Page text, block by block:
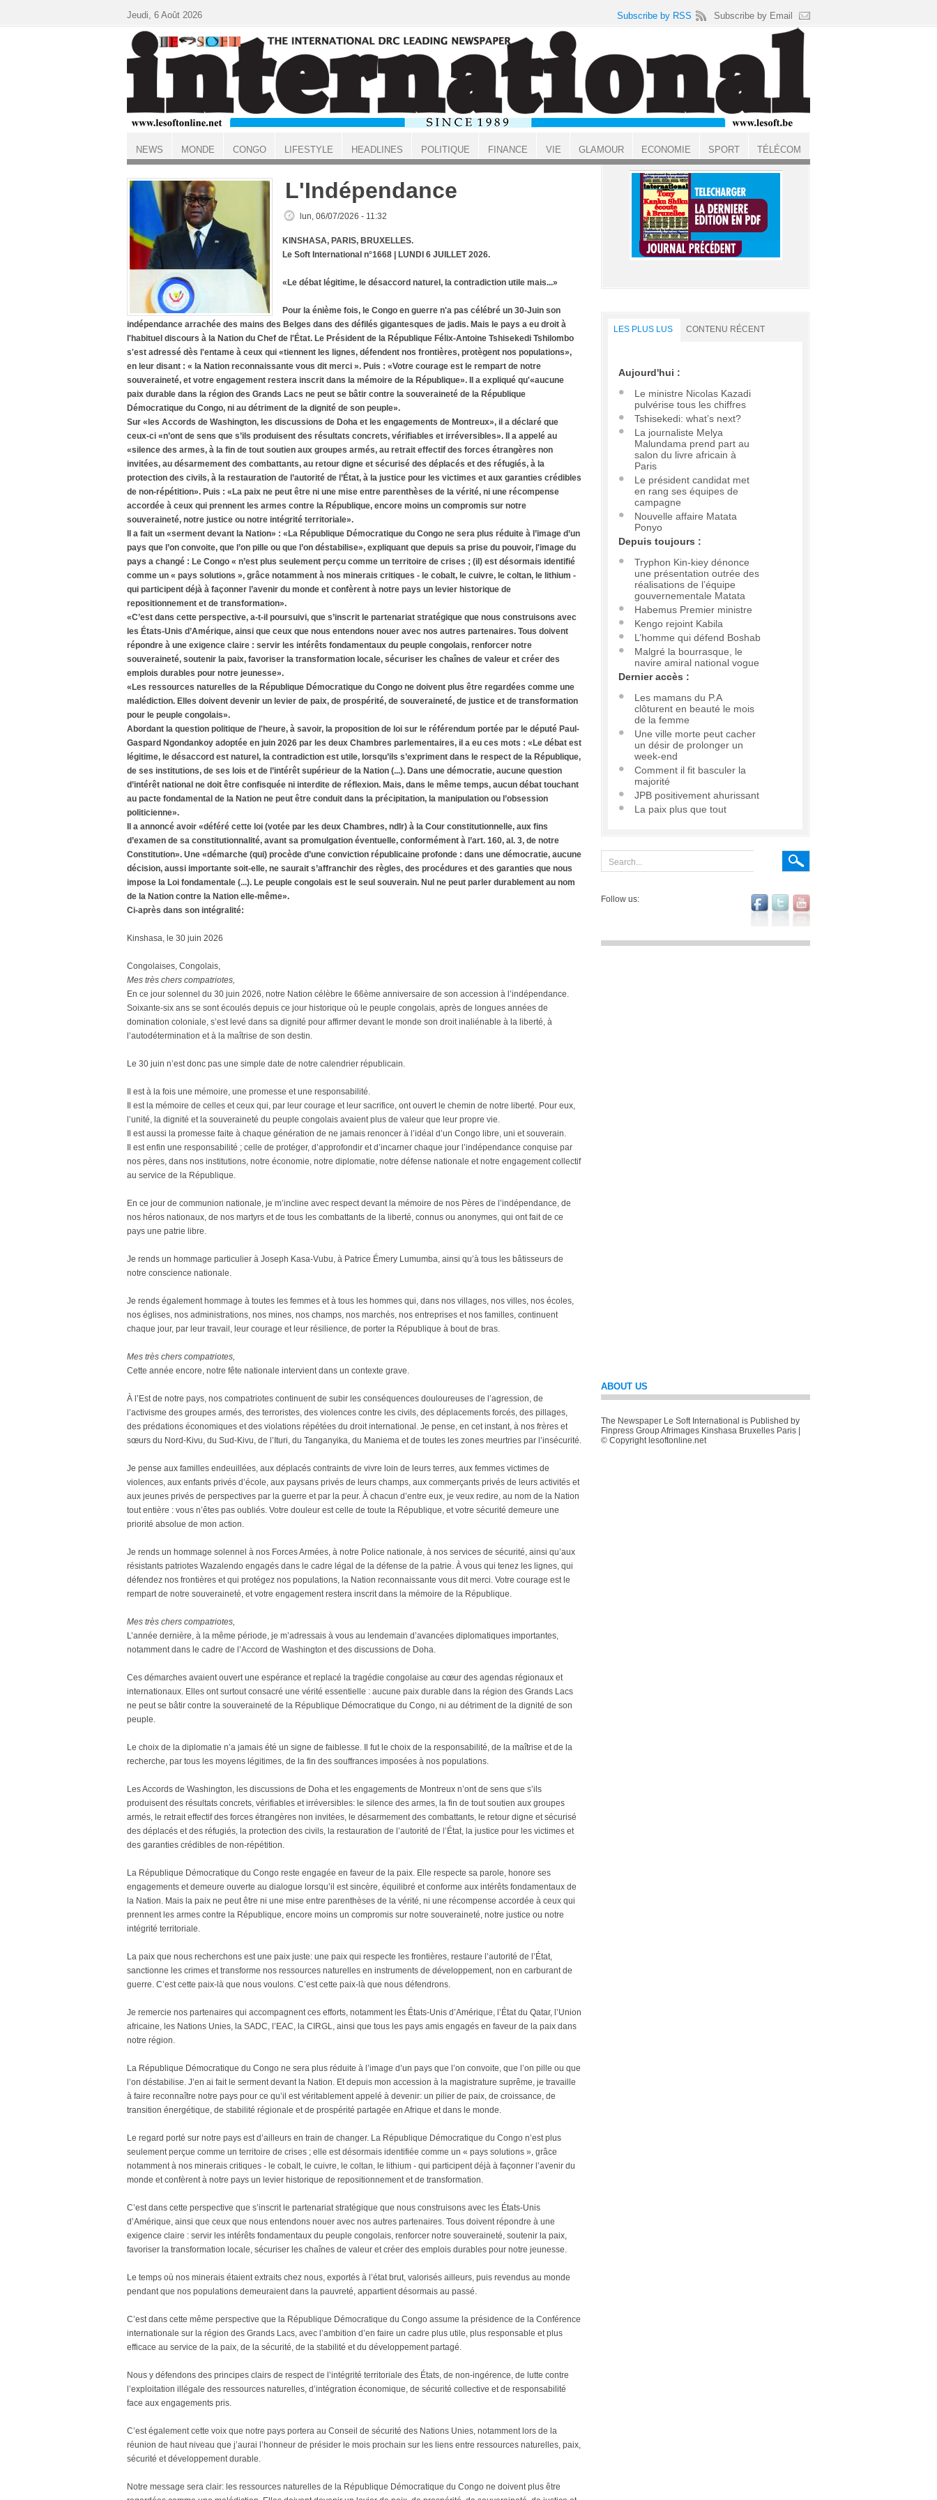
ACCUEIL
L'Indépendance
lun, 06/07/2026 - 11:32
KINSHASA, PARIS, BRUXELLES.
Le Soft International n°1668 | LUNDI 6 JUILLET 2026.
«Le débat légitime, le désaccord naturel, la contradiction utile mais...»
Pour la énième fois, le Congo en guerre n'a pas célébré un 30-Juin son
indépendance arrachée des mains des Belges dans des défilés gigantesques de jadis. Mais le pays a eu droit à
l'habituel discours à la Nation du Chef de l'État. Le Président de la République Félix-Antoine Tshisekedi Tshilombo
s'est adressé dès l'entame à ceux qui «tiennent les lignes, défendent nos frontières, protègent nos populations»,
en leur disant : « la Nation reconnaissante vous dit merci ». Puis : «Votre courage est le rempart de notre
souveraineté, et votre engagement restera inscrit dans la mémoire de la République». Il a expliqué qu'«aucune
paix durable dans la région des Grands Lacs ne peut se bâtir contre la souveraineté de la République
Démocratique du Congo, ni au détriment de la dignité de son peuple».
Sur «les Accords de Washington, les discussions de Doha et les engagements de Montreux», il a déclaré que
ceux-ci «n’ont de sens que s’ils produisent des résultats concrets, vérifiables et irréversibles». Il a appelé au
«silence des armes, à la fin de tout soutien aux groupes armés, au retrait effectif des forces étrangères non
invitées, au désarmement des combattants, au retour digne et sécurisé des déplacés et des réfugiés, à la
protection des civils, à la restauration de l’autorité de l’État, à la justice pour les victimes et aux garanties crédibles
de non-répétition». Puis : «La paix ne peut être ni une mise entre parenthèses de la vérité, ni une récompense
accordée à ceux qui prennent les armes contre la République, encore moins un compromis sur notre
souveraineté, notre justice ou notre intégrité territoriale».
Il a fait un «serment devant la Nation» : «La République Démocratique du Congo ne sera plus réduite à l’image d’un
pays que l’on convoite, que l’on pille ou que l’on déstabilise», expliquant que depuis sa prise du pouvoir, l'image du
pays a changé : Le Congo « n’est plus seulement perçu comme un territoire de crises ; (il) est désormais identifié
comme un « pays solutions », grâce notamment à nos minerais critiques - le cobalt, le cuivre, le coltan, le lithium -
qui participent déjà à façonner l’avenir du monde et confèrent à notre pays un levier historique de
repositionnement et de transformation».
«C’est dans cette perspective, a-t-il poursuivi, que s’inscrit le partenariat stratégique que nous construisons avec
les États-Unis d’Amérique, ainsi que ceux que nous entendons nouer avec nos autres partenaires. Tous doivent
répondre à une exigence claire : servir les intérêts fondamentaux du peuple congolais, renforcer notre
souveraineté, soutenir la paix, favoriser la transformation locale, sécuriser les chaînes de valeur et créer des
emplois durables pour notre jeunesse».
«Les ressources naturelles de la République Démocratique du Congo ne doivent plus être regardées comme une
malédiction. Elles doivent devenir un levier de paix, de prospérité, de souveraineté, de justice et de transformation
pour le peuple congolais».
Abordant la question politique de l'heure, à savoir, la proposition de loi sur le référendum portée par le député Paul-
Gaspard Ngondankoy adoptée en juin 2026 par les deux Chambres parlementaires, il a eu ces mots : «Le débat est
légitime, le désaccord est naturel, la contradiction est utile, lorsqu’ils s’expriment dans le respect de la République,
de ses institutions, de ses lois et de l’intérêt supérieur de la Nation (...). Dans une démocratie, aucune question
d’intérêt national ne doit être confisquée ni interdite de réflexion. Mais, dans le même temps, aucun débat touchant
au pacte fondamental de la Nation ne peut être conduit dans la précipitation, la manipulation ou l’obsession
politicienne».
Il a annoncé avoir «déféré cette loi (votée par les deux Chambres, ndlr) à la Cour constitutionnelle, aux fins
d’examen de sa constitutionnalité, avant sa promulgation éventuelle, conformément à l’art. 160, al. 3, de notre
Constitution». Une «démarche (qui) procède d’une conviction républicaine profonde : dans une démocratie, aucune
décision, aussi importante soit-elle, ne saurait s’affranchir des règles, des procédures et des garanties que nous
impose la Loi fondamentale (...). Le peuple congolais est le seul souverain. Nul ne peut parler durablement au nom
de la Nation contre la Nation elle-même».
Ci-après dans son intégralité:
Kinshasa, le 30 juin 2026
Congolaises, Congolais,
Mes très chers compatriotes,
En ce jour solennel du 30 juin 2026, notre Nation célèbre le 66ème anniversaire de son accession à l’indépendance.
Soixante-six ans se sont écoulés depuis ce jour historique où le peuple congolais, après de longues années de
domination coloniale, s’est levé dans sa dignité pour affirmer devant le monde son droit inaliénable à la liberté, à
l’autodétermination et à la maîtrise de son destin.
Le 30 juin n’est donc pas une simple date de notre calendrier républicain.
Il est à la fois une mémoire, une promesse et une responsabilité.
Il est la mémoire de celles et ceux qui, par leur courage et leur sacrifice, ont ouvert le chemin de notre liberté. Pour eux,
l’unité, la dignité et la souveraineté du peuple congolais avaient plus de valeur que leur propre vie.
Il est aussi la promesse faite à chaque génération de ne jamais renoncer à l’idéal d’un Congo libre, uni et souverain.
Il est enfin une responsabilité ; celle de protéger, d’approfondir et d’incarner chaque jour l’indépendance conquise par
nos pères, dans nos institutions, notre économie, notre diplomatie, notre défense nationale et notre engagement collectif
au service de la République.
En ce jour de communion nationale, je m’incline avec respect devant la mémoire de nos Pères de l’indépendance, de
nos héros nationaux, de nos martyrs et de tous les combattants de la liberté, connus ou anonymes, qui ont fait de ce
pays une patrie libre.
Je rends un hommage particulier à Joseph Kasa-Vubu, à Patrice Émery Lumumba, ainsi qu’à tous les bâtisseurs de
notre conscience nationale.
Je rends également hommage à toutes les femmes et à tous les hommes qui, dans nos villages, nos villes, nos écoles,
nos églises, nos administrations, nos mines, nos champs, nos marchés, nos entreprises et nos familles, continuent
chaque jour, par leur travail, leur courage et leur résilience, de porter la République à bout de bras.
Mes très chers compatriotes,
Cette année encore, notre fête nationale intervient dans un contexte grave.
À l’Est de notre pays, nos compatriotes continuent de subir les conséquences douloureuses de l’agression, de
l’activisme des groupes armés, des terroristes, des violences contre les civils, des déplacements forcés, des pillages,
des prédations économiques et des violations répétées du droit international. Je pense, en cet instant, à nos frères et
sœurs du Nord-Kivu, du Sud-Kivu, de l’Ituri, du Tanganyika, du Maniema et de toutes les zones meurtries par l’insécurité.
Je pense aux familles endeuillées, aux déplacés contraints de vivre loin de leurs terres, aux femmes victimes de
violences, aux enfants privés d’école, aux paysans privés de leurs champs, aux commerçants privés de leurs activités et
aux jeunes privés de perspectives par la guerre et par la peur. À chacun d’entre eux, je veux redire, au nom de la Nation
tout entière : vous n’êtes pas oubliés. Votre douleur est celle de toute la République, et votre sécurité demeure une
priorité absolue de mon action.
Je rends un hommage solennel à nos Forces Armées, à notre Police nationale, à nos services de sécurité, ainsi qu’aux
résistants patriotes Wazalendo engagés dans le cadre légal de la défense de la patrie. À vous qui tenez les lignes, qui
défendez nos frontières et qui protégez nos populations, la Nation reconnaissante vous dit merci. Votre courage est le
rempart de notre souveraineté, et votre engagement restera inscrit dans la mémoire de la République.
Mes très chers compatriotes,
L’année dernière, à la même période, je m’adressais à vous au lendemain d’avancées diplomatiques importantes,
notamment dans le cadre de l’Accord de Washington et des discussions de Doha.
Ces démarches avaient ouvert une espérance et replacé la tragédie congolaise au cœur des agendas régionaux et
internationaux. Elles ont surtout consacré une vérité essentielle : aucune paix durable dans la région des Grands Lacs
ne peut se bâtir contre la souveraineté de la République Démocratique du Congo, ni au détriment de la dignité de son
peuple.
Le choix de la diplomatie n’a jamais été un signe de faiblesse. Il fut le choix de la responsabilité, de la maîtrise et de la
recherche, par tous les moyens légitimes, de la fin des souffrances imposées à nos populations.
Les Accords de Washington, les discussions de Doha et les engagements de Montreux n’ont de sens que s’ils
produisent des résultats concrets, vérifiables et irréversibles: le silence des armes, la fin de tout soutien aux groupes
armés, le retrait effectif des forces étrangères non invitées, le désarmement des combattants, le retour digne et sécurisé
des déplacés et des réfugiés, la protection des civils, la restauration de l’autorité de l’État, la justice pour les victimes et
des garanties crédibles de non-répétition.
La République Démocratique du Congo reste engagée en faveur de la paix. Elle respecte sa parole, honore ses
engagements et demeure ouverte au dialogue lorsqu’il est sincère, équilibré et conforme aux intérêts fondamentaux de
la Nation. Mais la paix ne peut être ni une mise entre parenthèses de la vérité, ni une récompense accordée à ceux qui
prennent les armes contre la République, encore moins un compromis sur notre souveraineté, notre justice ou notre
intégrité territoriale.
La paix que nous recherchons est une paix juste: une paix qui respecte les frontières, restaure l’autorité de l’État,
sanctionne les crimes et transforme nos ressources naturelles en instruments de développement, non en carburant de
guerre. C’est cette paix-là que nous voulons. C’est cette paix-là que nous défendrons.
Je remercie nos partenaires qui accompagnent ces efforts, notamment les États-Unis d’Amérique, l’État du Qatar, l’Union
africaine, les Nations Unies, la SADC, l’EAC, la CIRGL, ainsi que tous les pays amis engagés en faveur de la paix dans
notre région.
La République Démocratique du Congo ne sera plus réduite à l’image d’un pays que l’on convoite, que l’on pille ou que
l’on déstabilise. J’en ai fait le serment devant la Nation. Et depuis mon accession à la magistrature suprême, je travaille
à faire reconnaître notre pays pour ce qu’il est véritablement appelé à devenir: un pilier de paix, de croissance, de
transition énergétique, de stabilité régionale et de prospérité partagée en Afrique et dans le monde.
Le regard porté sur notre pays est d’ailleurs en train de changer. La République Démocratique du Congo n’est plus
seulement perçue comme un territoire de crises ; elle est désormais identifiée comme un « pays solutions », grâce
notamment à nos minerais critiques - le cobalt, le cuivre, le coltan, le lithium - qui participent déjà à façonner l’avenir du
monde et confèrent à notre pays un levier historique de repositionnement et de transformation.
C’est dans cette perspective que s’inscrit le partenariat stratégique que nous construisons avec les États-Unis
d’Amérique, ainsi que ceux que nous entendons nouer avec nos autres partenaires. Tous doivent répondre à une
exigence claire : servir les intérêts fondamentaux du peuple congolais, renforcer notre souveraineté, soutenir la paix,
favoriser la transformation locale, sécuriser les chaînes de valeur et créer des emplois durables pour notre jeunesse.
Le temps où nos minerais étaient extraits chez nous, exportés à l’état brut, valorisés ailleurs, puis revendus au monde
pendant que nos populations demeuraient dans la pauvreté, appartient désormais au passé.
C’est dans cette même perspective que la République Démocratique du Congo assume la présidence de la Conférence
internationale sur la région des Grands Lacs, avec l’ambition d’en faire un cadre plus utile, plus responsable et plus
efficace au service de la paix, de la sécurité, de la stabilité et du développement partagé.
Nous y défendons des principes clairs de respect de l’intégrité territoriale des États, de non-ingérence, de lutte contre
l’exploitation illégale des ressources naturelles, d’intégration économique, de sécurité collective et de responsabilité
face aux engagements pris.
C’est également cette voix que notre pays portera au Conseil de sécurité des Nations Unies, notamment lors de la
réunion de haut niveau que j’aurai l’honneur de présider le mois prochain sur les liens entre ressources naturelles, paix,
sécurité et développement durable.
Notre message sera clair: les ressources naturelles de la République Démocratique du Congo ne doivent plus être
LES PLUS LUS CONTENU RÉCENT
Aujourd'hui :
Le ministre Nicolas Kazadi
pulvérise tous les chiffres
Tshisekedi: what’s next?
La journaliste Melya
Malundama prend part au
salon du livre africain à
Paris
Le président candidat met
en rang ses équipes de
campagne
Nouvelle affaire Matata
Ponyo
Depuis toujours :
Tryphon Kin-kiey dénonce
une présentation outrée des
réalisations de l’équipe
gouvernementale Matata
Habemus Premier ministre
Kengo rejoint Kabila
L’homme qui défend Boshab
Malgré la bourrasque, le
navire amiral national vogue
Dernier accès :
Les mamans du P.A
clôturent en beauté le mois
de la femme
Une ville morte peut cacher
un désir de prolonger un
week-end
Comment il fit basculer la
majorité
JPB positivement ahurissant
La paix plus que tout
Follow us:
ABOUT US
The Newspaper Le Soft International is Published by
Finpress Group Afrimages Kinshasa Bruxelles Paris |
© Copyright lesoftonline.net
Jeudi, 6 Août 2026 Subscribe by RSS Subscribe by Email
NEWS MONDE CONGO LIFESTYLE HEADLINES POLITIQUE FINANCE VIE GLAMOUR ECONOMIE SPORT TÉLÉCOM